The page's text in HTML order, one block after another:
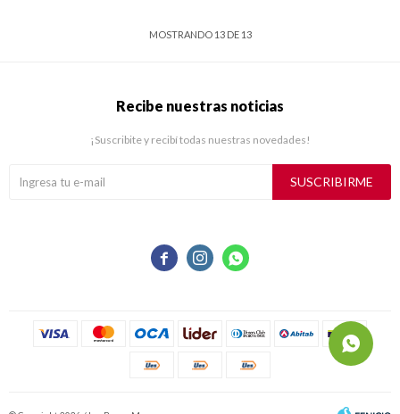
MOSTRANDO 13DE 13
  
Recibe nuestras noticias
¡Suscribite y recibí todas nuestras novedades!
SUSCRIBIRME